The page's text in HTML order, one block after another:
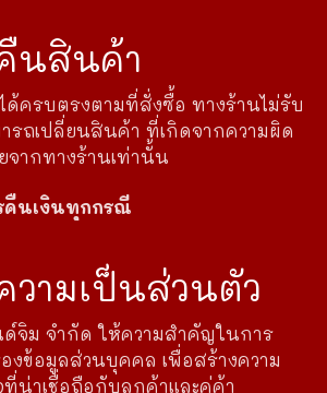
นสินค้า
ครบตรงตามที่สั่งซื้อ ทางร้านไม่รับ
ถเปลี่ยนสินค้า ที่เกิดจากความผิด
จากทางร้านเท่านั้น
คืนเงินทุกกรณี
วามเป็นส่วนตัว
จิม จำกัด ให้ความสำคัญในการ
งข้อมูลส่วนบุคคล เพื่อสร้างความ
น่าเชื่อถือกับลูกค้าและคู่ค้า